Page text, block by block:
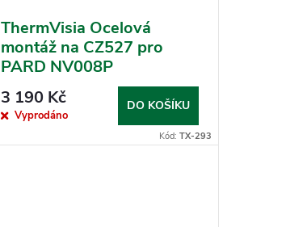
ThermVisia Ocelová
montáž na CZ527 pro
PARD NV008P
3 190 Kč
Vyprodáno
DO KOŠÍKU
Kód: TX-293